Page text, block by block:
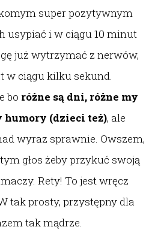
super pozytywnym
usypiać i w ciągu 10 minut
już wytrzymać z nerwów,
w ciągu kilku sekund.
bo różne są dni, różne my
(dzieci też), ale
wyraz sprawnie. Owszem,
głos żeby przykuć swoją
Rety! To jest wręcz
tak prosty, przystępny dla
tak mądrze.